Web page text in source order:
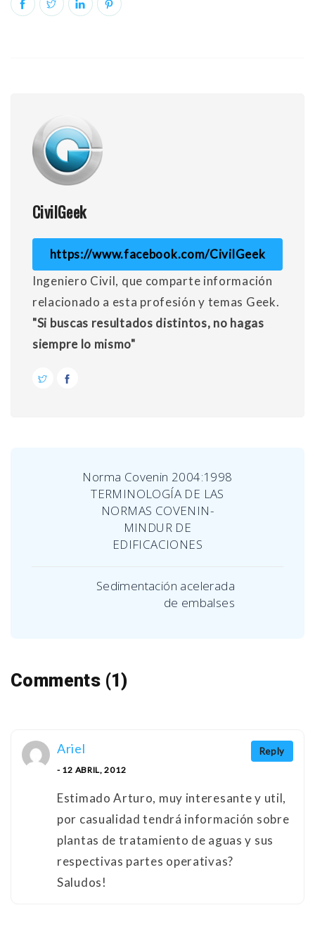
CivilGeek
https://www.facebook.com/CivilGeek
Ingeniero Civil, que comparte información
relacionado a esta profesión y temas Geek.
"Si buscas resultados distintos, no hagas
siempre lo mismo"
Norma Covenin 2004:1998
TERMINOLOGÍA DE LAS
NORMAS COVENIN-
MINDUR DE
EDIFICACIONES
Sedimentación acelerada
de embalses
Comments (1)
Reply
Ariel
- 12 ABRIL, 2012
Estimado Arturo, muy interesante y util,
por casualidad tendrá información sobre
plantas de tratamiento de aguas y sus
respectivas partes operativas?
Saludos!